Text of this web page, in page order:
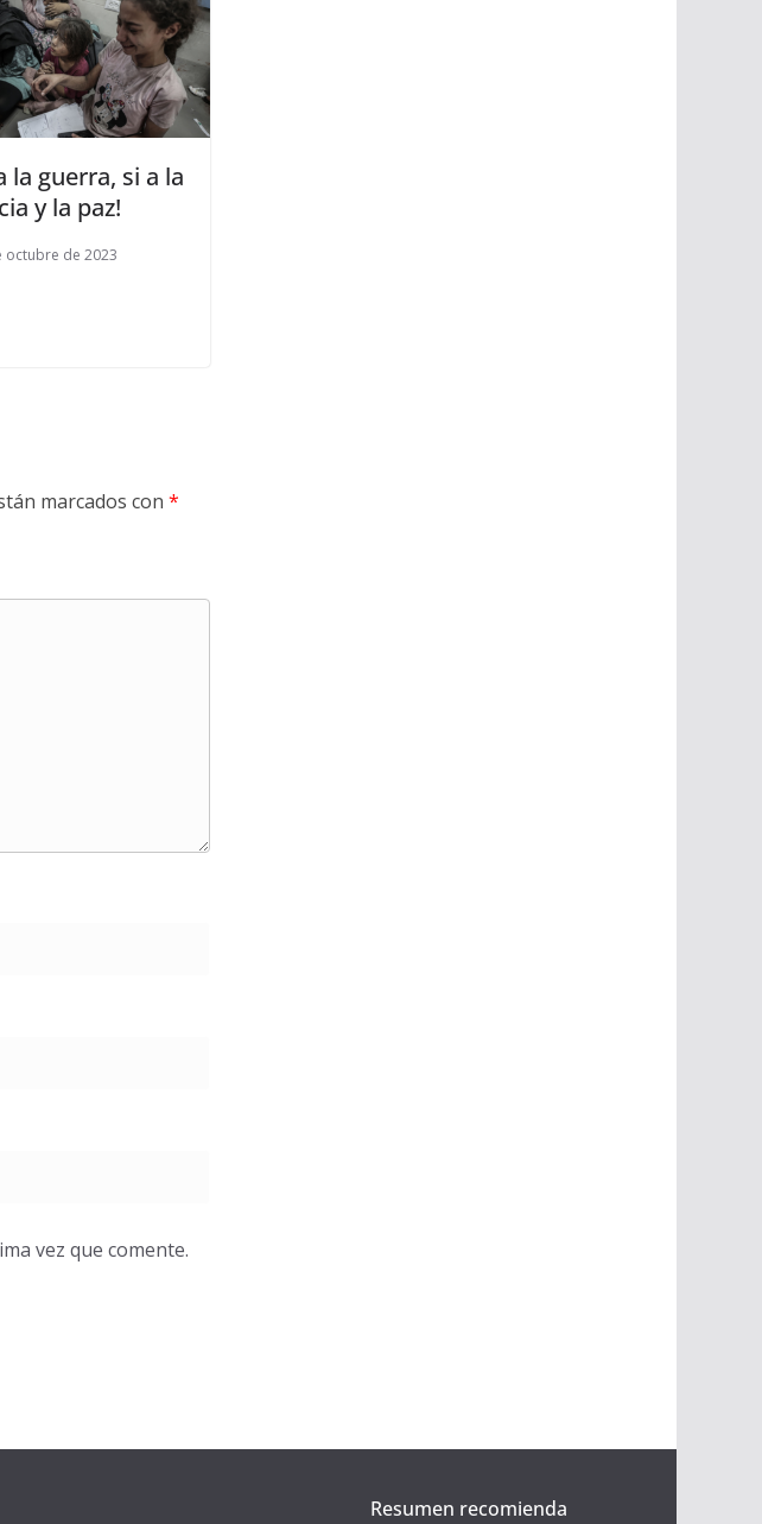
la guerra, si a la
y la paz!
octubre de 2023
marcados con *
vez que comente.
Resumen recomienda